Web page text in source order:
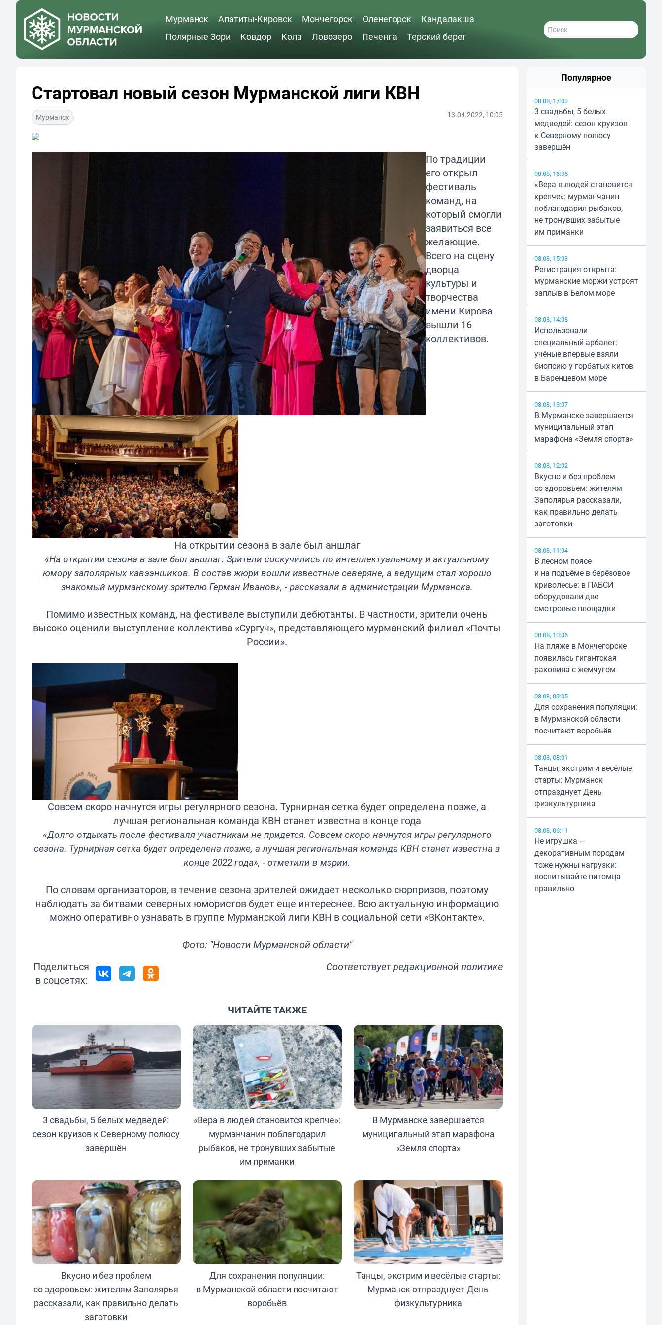
Мурманск Апатиты-Кировск Мончегорск Оленегорск
Кандалакша
Полярные Зори
Ковдор Кола Ловозеро Печенга Терский берег
Стартовал новый сезон Мурманской лиги КВН
Мурманск 13.04.2022, 10:05
По традиции
его открыл
фестиваль
команд, на
который смогли
заявиться все
желающие.
Всего на сцену
дворца
культуры и
творчества
имени Кирова
вышли 16
коллективов.
На открытии сезона в зале был аншлаг
«На открытии сезона в зале был аншлаг. Зрители соскучились по интеллектуальному и актуальному
юмору заполярных кавээнщиков. В состав жюри вошли известные северяне, а ведущим стал хорошо
знакомый мурманскому зрителю Герман Иванов», - рассказали в администрации Мурманска.
Помимо известных команд, на фестивале выступили дебютанты. В частности, зрители очень
высоко оценили выступление коллектива «Сургуч», представляющего мурманский филиал «Почты
России».
Совсем скоро начнутся игры регулярного сезона. Турнирная сетка будет определена позже, а
лучшая региональная команда КВН станет известна в конце года
«Долго отдыхать после фестиваля участникам не придется. Совсем скоро начнутся игры регулярного
сезона. Турнирная сетка будет определена позже, а лучшая региональная команда КВН станет известна в
конце 2022 года», - отметили в мэрии.
По словам организаторов, в течение сезона зрителей ожидает несколько сюрпризов, поэтому
наблюдать за битвами северных юмористов будет еще интереснее. Всю актуальную информацию
можно оперативно узнавать в группе Мурманской лиги КВН в социальной сети «ВКонтакте».
Фото: "Новости Мурманской области"
Поделиться
в соцсетях:
Соответствуетредакционной политике
ЧИТАЙТЕ ТАКЖЕ
3 свадьбы, 5 белых медведей:
сезон круизов к Северному полюсу
завершён
«Вера в людей становится крепче»:
мурманчанин поблагодарил
рыбаков, не тронувших забытые
им приманки
В Мурманске завершается
муниципальный этап марафона
«Земля спорта»
Вкусно и без проблем
со здоровьем: жителям Заполярья
рассказали, как правильно делать
заготовки
Для сохранения популяции:
в Мурманской области посчитают
воробьёв
Танцы, экстрим и весёлые старты:
Мурманск отпразднует День
физкультурника
Популярное
08.08, 17:03
3 свадьбы, 5 белых
медведей: сезон круизов
к Северному полюсу
завершён
08.08, 16:05
«Вера в людей становится
крепче»: мурманчанин
поблагодарил рыбаков,
не тронувших забытые
им приманки
08.08, 15:03
Регистрация открыта:
мурманские моржи устроят
заплыв в Белом море
08.08, 14:08
Использовали
специальный арбалет:
учёные впервые взяли
биопсию у горбатых китов
в Баренцевом море
08.08, 13:07
В Мурманске завершается
муниципальный этап
марафона «Земля спорта»
08.08, 12:02
Вкусно и без проблем
со здоровьем: жителям
Заполярья рассказали,
как правильно делать
заготовки
08.08, 11:04
В лесном поясе
и на подъёме в берёзовое
криволесье: в ПАБСИ
оборудовали две
смотровые площадки
08.08, 10:06
На пляже в Мончегорске
появилась гигантская
раковина с жемчугом
08.08, 09:05
Для сохранения популяции:
в Мурманской области
посчитают воробьёв
08.08, 08:01
Танцы, экстрим и весёлые
старты: Мурманск
отпразднует День
физкультурника
08.08, 06:11
Не игрушка —
декоративным породам
тоже нужны нагрузки:
воспитывайте питомца
правильно